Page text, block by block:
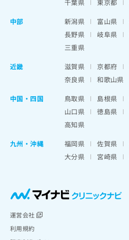
千葉県
東京都
中部
新潟県 富山県
長野県
岐阜県
三重県
近畿
滋賀県 京都府
奈良県
和歌山県
中国・四国
鳥取県 島根県
山口県
徳島県
高知県
九州・沖縄
福岡県 佐賀県
大分県
宮崎県
運営会社
利用規約